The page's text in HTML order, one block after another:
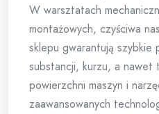
W warsztatach
montażowych, czyściwa
sklepu gwarantują szybkie
substancji, kurzu, a nawet
powierzchni maszyn i
zaawansowanych